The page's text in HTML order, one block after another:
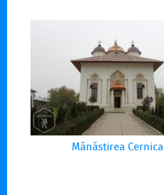
Mănăstirea Cernica